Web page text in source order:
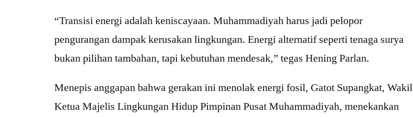
“Transisi energi adalah keniscayaan. Muhammadiyah harus jadi pelopor
pengurangan dampak kerusakan lingkungan. Energi alternatif seperti tenaga surya
bukan pilihan tambahan, tapi kebutuhan mendesak,” tegas Hening Parlan.
Menepis anggapan bahwa gerakan ini menolak energi fosil, Gatot Supangkat, Wakil
Ketua Majelis Lingkungan Hidup Pimpinan Pusat Muhammadiyah, menekankan